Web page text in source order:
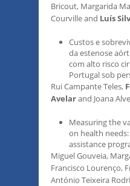
Bricout, Margarida
Courville and Luís
Custos e
da estenose
com alto risco
Portugal sob
Rui Campante Teles,
Avelarand Joana
Measuring the
on health
assistance
Miguel Gouveia,
Francisco Lourenço,
António Teixeira